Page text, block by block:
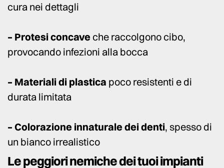
cura nei dettagli
– Protesi concave che raccolgono cibo,
provocando infezioni alla bocca
– Materiali di plastica poco resistenti e di
durata limitata
– Colorazione innaturale dei denti, spesso di
un bianco irrealistico
Le peggiori nemiche dei tuoi impianti